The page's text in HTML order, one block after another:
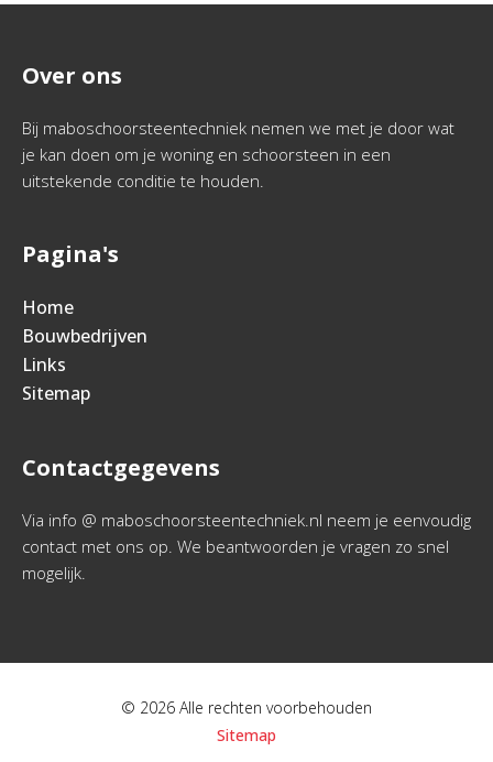
Over ons
Bij maboschoorsteentechniek nemen we met je door wat
je kan doen om je woning en schoorsteen in een
uitstekende conditie te houden.
Pagina's
Home
Bouwbedrijven
Links
Sitemap
Contactgegevens
Via info @ maboschoorsteentechniek.nl neem je eenvoudig
contact met ons op. We beantwoorden je vragen zo snel
mogelijk.
© 2026 Alle rechten voorbehouden
Sitemap